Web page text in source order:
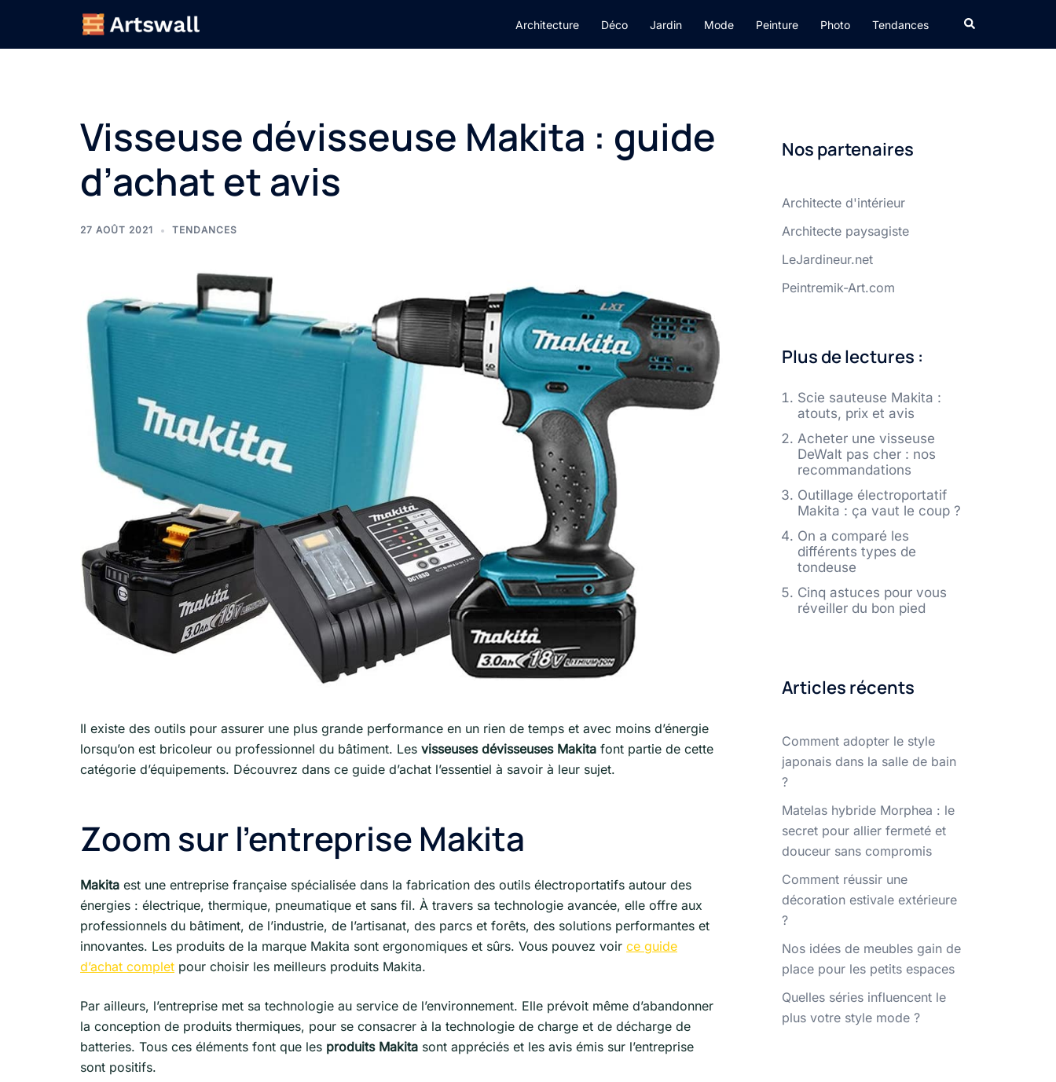
contenu
Architecture Déco Jardin Mode Peinture Photo Tendances Rechercher
Visseuse dévisseuse Makita : guide
d’achat et avis
27 AOÛT 2021 TENDANCES
Il existe des outils pour assurer une plus grande performance en un rien de temps et avec moins d’énergie
lorsqu’on est bricoleur ou professionnel du bâtiment. Les visseuses dévisseuses Makita font partie de cette
catégorie d’équipements. Découvrez dans ce guide d’achat l’essentiel à savoir à leur sujet.
Zoom sur l’entreprise Makita
Makita est une entreprise française spécialisée dans la fabrication des outils électroportatifs autour des
énergies : électrique, thermique, pneumatique et sans fil. À travers sa technologie avancée, elle offre aux
professionnels du bâtiment, de l’industrie, de l’artisanat, des parcs et forêts, des solutions performantes et
innovantes. Les produits de la marque Makita sont ergonomiques et sûrs. Vous pouvez voir ce guide
d’achat complet pour choisir les meilleurs produits Makita.
Par ailleurs, l’entreprise met sa technologie au service de l’environnement. Elle prévoit même d’abandonner
la conception de produits thermiques, pour se consacrer à la technologie de charge et de décharge de
batteries. Tous ces éléments font que les produits Makita sont appréciés et les avis émis sur l’entreprise
sont positifs.
Nos partenaires
Architecte d'intérieur
Architecte paysagiste
LeJardineur.net
Peintremik-Art.com
Plus de lectures :
Scie sauteuse Makita :
atouts, prix et avis
Acheter une visseuse
DeWalt pas cher : nos
recommandations
Outillage électroportatif
Makita : ça vaut le coup ?
On a comparé les
différents types de
tondeuse
Cinq astuces pour vous
réveiller du bon pied
Articles récents
Comment adopter le style
japonais dans la salle de bain
?
Matelas hybride Morphea : le
secret pour allier fermeté et
douceur sans compromis
Comment réussir une
décoration estivale extérieure
?
Nos idées de meubles gain de
place pour les petits espaces
Quelles séries influencent le
plus votre style mode ?